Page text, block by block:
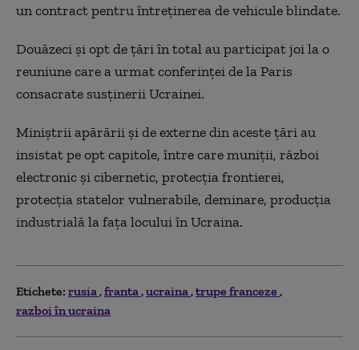
un contract pentru întreţinerea de vehicule blindate.
Douăzeci şi opt de ţări în total au participat joi la o
reuniune care a urmat conferinţei de la Paris
consacrate susţinerii Ucrainei.
Miniştrii apărării şi de externe din aceste ţări au
insistat pe opt capitole, între care muniţii, război
electronic şi cibernetic, protecţia frontierei,
protecţia statelor vulnerabile, deminare, producţia
industrială la faţa locului în Ucraina.
Etichete: rusia franta ucraina trupe franceze
razboi în ucraina